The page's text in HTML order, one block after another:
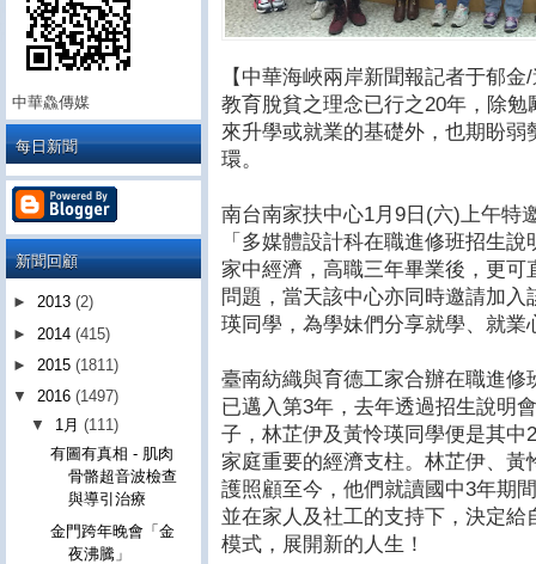
【中華海峽兩岸新聞報記者于郁
教育脫貧之理念已行之20年，除
來升學或就業的基礎外，也期盼
環。
南台南家扶中心1月9日(六)上午特
「多媒體設計科在職進修班招生
家中經濟，高職三年畢業後，更
問題，當天該中心亦同時邀請加
瑛同學，為學妹們分享就學、就業
臺南紡織與育德工家合辦在職進
已邁入第3年，去年透過招生說明
子，林芷伊及黃怜瑛同學便是其
家庭重要的經濟支柱。林芷伊、
護照顧至今，他們就讀國中3年期
並在家人及社工的支持下，決定
模式，展開新的人生！
中華鱻傳媒
每日新聞
新聞回顧
► 2013 (2)
► 2014 (415)
► 2015 (1811)
▼ 2016 (1497)
▼ 1月(111)
有圖有真相 - 肌肉
骨骼超音波檢查
與導引治療
金門跨年晚會「金
夜沸騰」